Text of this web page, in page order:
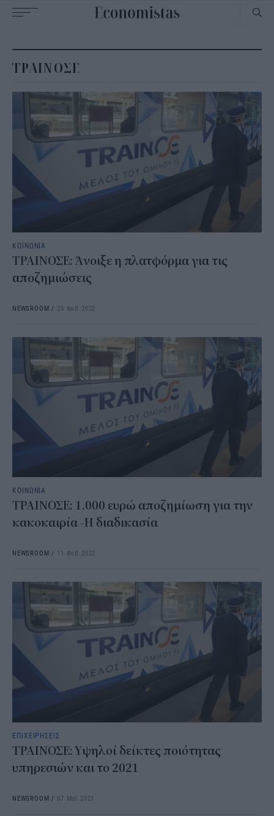
navigation
ΤΡΑΙΝΟΣΕ
ΚΟΙΝΩΝΙΑ
ΤΡΑΙΝΟΣΕ: Άνοιξε η πλατφόρμα για τις
αποζημιώσεις
NEWSROOM / 25 Φεβ 2022
ΚΟΙΝΩΝΙΑ
ΤΡΑΙΝΟΣΕ: 1.000 ευρώ αποζημίωση για την
κακοκαιρία -Η διαδικασία
NEWSROOM / 11 Φεβ 2022
ΕΠΙΧΕΙΡΗΣΕΙΣ
ΤΡΑΙΝΟΣΕ: Υψηλοί δείκτες ποιότητας
υπηρεσιών και το 2021
NEWSROOM / 07 Μαΐ 2021